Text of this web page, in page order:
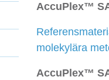
AccuPlex™
molekylära
AccuPlex™